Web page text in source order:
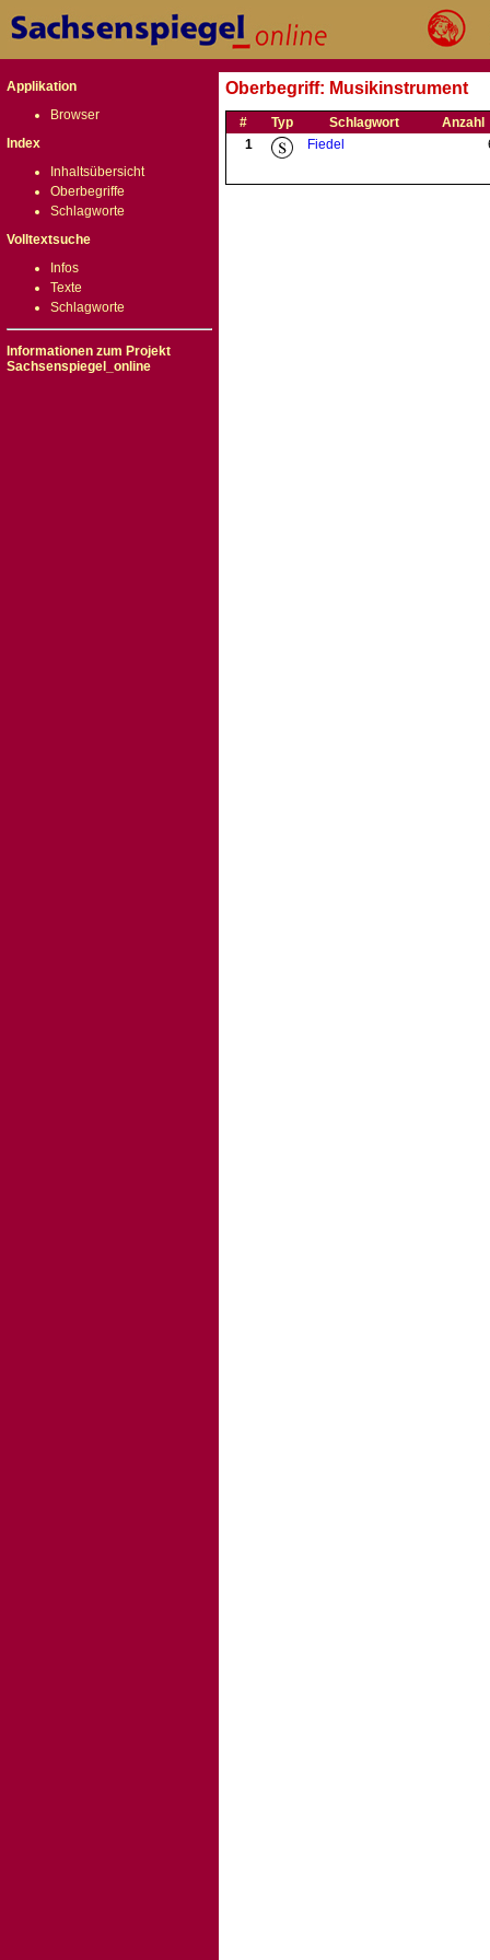
Applikation
Browser
Index
Inhaltsübersicht
Oberbegriffe
Schlagworte
Volltextsuche
Infos
Texte
Schlagworte
Informationen zum Projekt
Sachsenspiegel_online
Oberbegriff: Musikinstrument
# Typ Schlagwort
Anzahl
1
Fiedel